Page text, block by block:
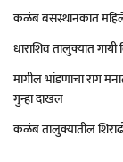
कळंब बसस्थानकात
धाराशिव तालुक्यात
मागील भांडणाचा राग
गुन्हा दाखल
कळंब तालुक्यातील